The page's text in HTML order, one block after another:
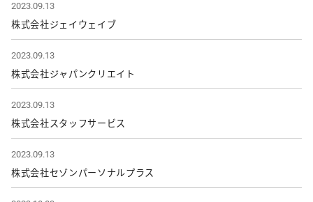
2023.09.13
株式会社ジェイウェイブ
2023.09.13
株式会社ジャパンクリエイト
2023.09.13
株式会社スタッフサービス
2023.09.13
株式会社セゾンパーソナルプラス